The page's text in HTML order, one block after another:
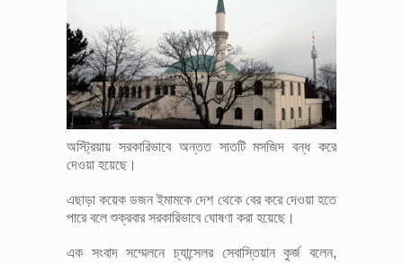
অস্ট্রিয়ায় সরকারিভাবে অন্তত সাতটি মসজিদ বন্ধ করে
দেওয়া হয়েছে।
এছাড়া কয়েক ডজন ইমামকে দেশ থেকে বের করে দেওয়া হতে
পারে বলে শুক্রবার সরকারিভাবে ঘোষণা করা হয়েছে।
এক সংবাদ সম্মেলনে চ্যান্সেলর সেবাস্তিয়ান কুর্জ বলেন,